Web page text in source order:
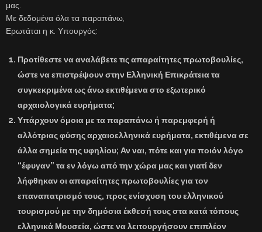
μας.
Με δεδομένα όλα τα παραπάνω,
Ερωτάται η κ. Υπουργός:
Προτίθεστε να αναλάβετε τις απαραίτητες πρωτοβουλίες,
ώστε να επιστρέψουν στην Ελληνική Επικράτεια τα
συγκεκριμένα ως άνω εκτιθέμενα στο εξωτερικό
αρχαιολογικά ευρήματα;
Υπάρχουν όμοια με τα παραπάνω ή παρεμφερή ή
αλλότριας φύσης αρχαιοελληνικά ευρήματα, εκτιθέμενα σε
άλλα σημεία της υφηλίου; Αν ναι, πότε και για ποιόν λόγο
“έφυγαν” τα εν λόγω από την χώρα μας και γιατί δεν
λήφθηκαν οι απαραίτητες πρωτοβουλίες για τον
επαναπατρισμό τους, προς ενίσχυση του ελληνικού
τουρισμού με την δημόσια έκθεσή τους στα κατά τόπους
ελληνικά Μουσεία, ώστε να λειτουργήσουν επιπλέον